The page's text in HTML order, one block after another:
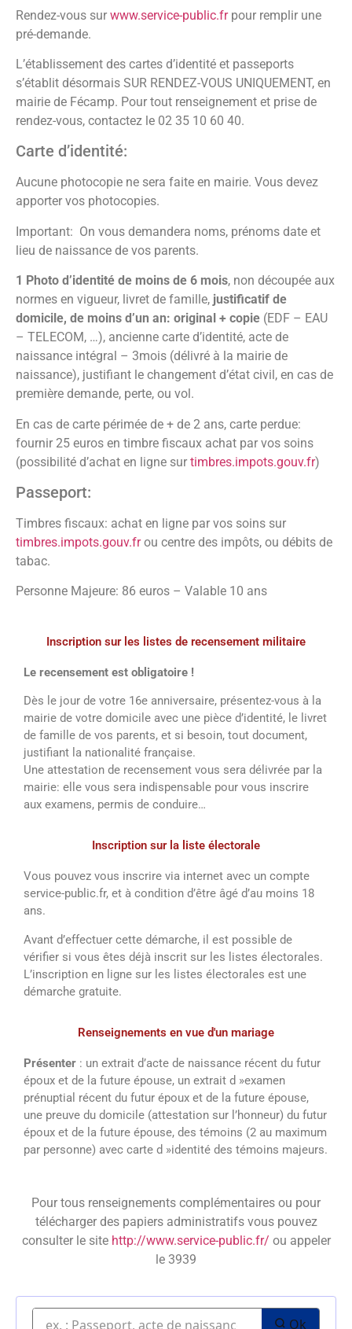
Rendez-vous sur www.service-public.frpour remplir une
pré-demande.
L’établissement des cartes d’identité et passeports
s’établit désormais SUR RENDEZ-VOUS UNIQUEMENT, en
mairie de Fécamp. Pour tout renseignement et prise de
rendez-vous, contactez le 02 35 10 60 40.
Carte d’identité:
Aucune photocopie ne sera faite en mairie. Vous devez
apporter vos photocopies.
Important: On vous demandera noms, prénoms date et
lieu de naissance de vos parents.
1 Photo d’identité de moins de 6 mois, non découpée aux
normes en vigueur, livret de famille, justificatif de
domicile, de moins d’un an: original + copie (EDF – EAU
– TELECOM, …), ancienne carte d’identité, acte de
naissance intégral – 3mois (délivré à la mairie de
naissance), justifiant le changement d’état civil, en cas de
première demande, perte, ou vol.
En cas de carte périmée de + de 2 ans, carte perdue:
fournir 25 euros en timbre fiscaux achat par vos soins
(possibilité d’achat en ligne sur timbres.impots.gouv.fr)
Passeport:
Timbres fiscaux: achat en ligne par vos soins sur
timbres.impots.gouv.frou centre des impôts, ou débits de
tabac.
Personne Majeure: 86 euros – Valable 10 ans
Inscription sur les listes de recensement militaire
Le recensement est obligatoire !
Dès le jour de votre 16e anniversaire, présentez-vous à la
mairie de votre domicile avec une pièce d’identité, le livret
de famille de vos parents, et si besoin, tout document,
justifiant la nationalité française.
Une attestation de recensement vous sera délivrée par la
mairie: elle vous sera indispensable pour vous inscrire
aux examens, permis de conduire…
Inscription sur la liste électorale
Vous pouvez vous inscrire via internet avec un compte
service-public.fr, et à condition d’être âgé d’au moins 18
ans.
Avant d’effectuer cette démarche, il est possible de
vérifier si vous êtes déjà inscrit sur les listes électorales.
L’inscription en ligne sur les listes électorales est une
démarche gratuite.
Renseignements en vue d'un mariage
Présenter : un extrait d’acte de naissance récent du futur
époux et de la future épouse, un extrait d »examen
prénuptial récent du futur époux et de la future épouse,
une preuve du domicile (attestation sur l’honneur) du futur
époux et de la future épouse, des témoins (2 au maximum
par personne) avec carte d »identité des témoins majeurs.
Pour tous renseignements complémentaires ou pour
télécharger des papiers administratifs vous pouvez
consulter le site http://www.service-public.fr/ ou appeler
le 3939
Ok